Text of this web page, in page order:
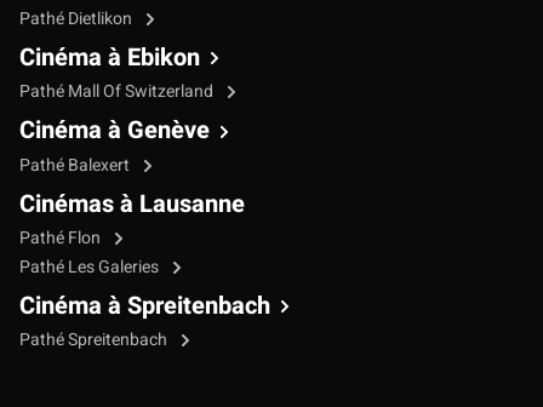
Pathé Dietlikon
Cinéma à Ebikon
Pathé Mall Of Switzerland
Cinéma à Genève
Pathé Balexert
Cinémas à Lausanne
Pathé Flon
Pathé Les Galeries
Cinéma à Spreitenbach
Pathé Spreitenbach